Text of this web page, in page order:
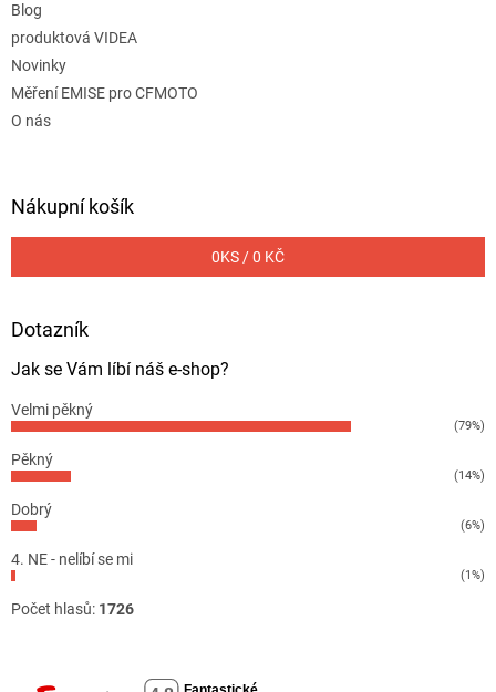
Blog
produktová VIDEA
Novinky
Měření EMISE pro CFMOTO
O nás
Nákupní košík
0KS /0 KČ
Dotazník
Jak se Vám líbí náš e-shop?
Velmi pěkný
(79%)
Pěkný
(14%)
Dobrý
(6%)
4. NE - nelíbí se mi
(1%)
Počet hlasů: 1726